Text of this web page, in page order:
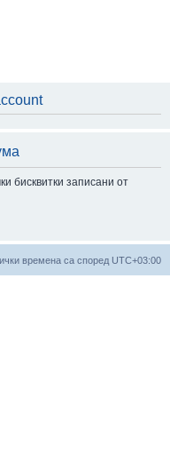
бисквитки записани от
времена са според UTC+03:00